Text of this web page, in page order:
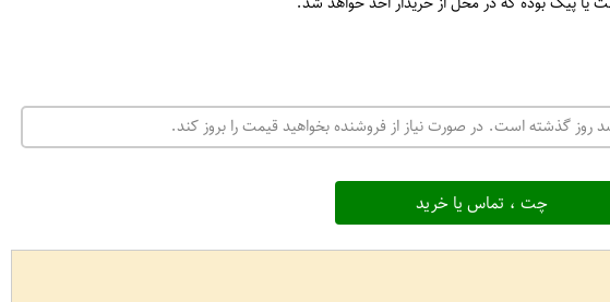
روز گذشته است. در صورت نیاز از فروشنده بخواهید قیمت را بروز کند.
چت ، تماس یا خرید